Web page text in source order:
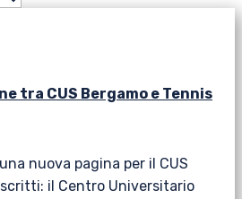
tra CUS Bergamo e Tennis
nuova pagina per il CUS
il Centro Universitario